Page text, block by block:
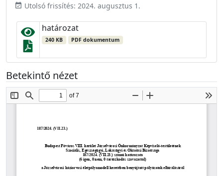
event_available Utolsó frissítés: 2024. augusztus 1.
határozat
240 KB PDF dokumentum
Betekintő nézet